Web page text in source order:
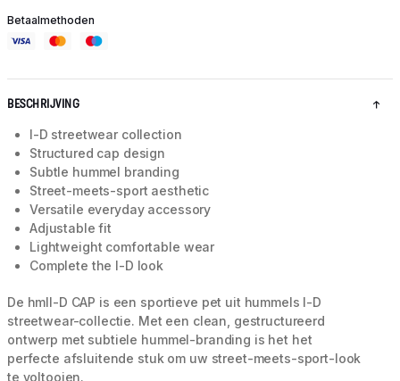
Betaalmethoden
BESCHRIJVING
I-D streetwear collection
Structured cap design
Subtle hummel branding
Street-meets-sport aesthetic
Versatile everyday accessory
Adjustable fit
Lightweight comfortable wear
Complete the I-D look
De hmlI-D CAP is een sportieve pet uit hummels I-D
streetwear-collectie. Met een clean, gestructureerd
ontwerp met subtiele hummel-branding is het het
perfecte afsluitende stuk om uw street-meets-sport-look
te voltooien.